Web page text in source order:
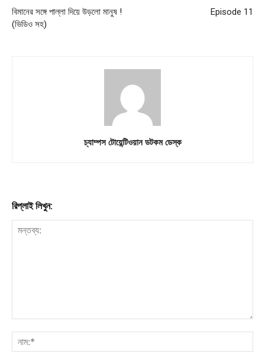
বিমানের সঙ্গে পাল্লা দিয়ে উড়লো মানুষ !
(ভিডিও সহ)
Episode 11
চ্যাম্পস টোয়েন্টিওয়ান ডটকম ডেস্ক
রিপ্লাই লিখুন: